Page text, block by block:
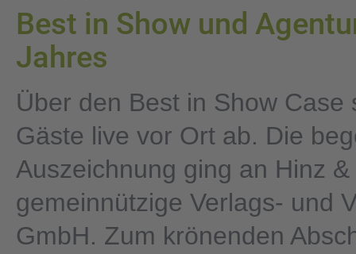
Best in Show und
Jahres
Über den Best in Show Case
Gäste live vor Ort ab. Die
Auszeichnung ging an Hinz
gemeinnützige Verlags- und
GmbH. Zum krönenden